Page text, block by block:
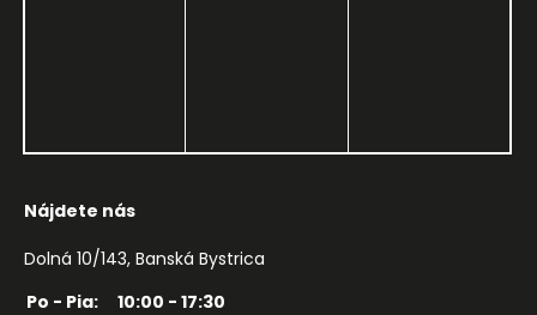
Nájdete nás
Dolná 10/143, Banská Bystrica
Po - Pia:
10:00 - 17:30